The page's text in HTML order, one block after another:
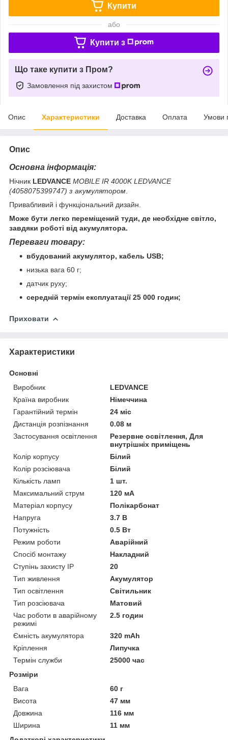
Купити
або
Купити з
Що таке купити з Пром?
Замовлення під захистом
Опис Характеристики Доставка Оплата Умови
Опис
Основна інформація:
Нічник LEDVANCE MOBILE IR 4000K LEDVANCE
(4058075399747) з акумулятором
Привабливий і функціональний дизайн.
Може бути легко переміщений туди, де необхідне світло,
завдяки роботі від акумулятора.
Переваги товару:
вбудований акумулятор, кабель USB;
низька вага 60 г;
датчик руху;
середній термін експлуатації 25 000 годин;
Приховати
Характеристики
Основні
Виробник
LEDVANCE
Країна виробник
Німеччина
Гарантійний термін
24 міс
Дистанція розпізнання
0.08 м
Застосування освітлення
Резервне освітлення, Для
внутрішніх приміщень
Колір корпусу
Білий
Колір розсіювача
Білий
Кількість ламп
1 шт.
Максимальний струм
120 мА
Матеріал корпусу
Полікарбонат
Напруга
3.7 В
Потужність
0.5 Вт
Режим роботи
Аварійний
Спосіб монтажу
Накладний
Ступінь захисту IP
20
Тип живлення
Акумулятор
Тип освітлення
Світильник
Тип розсіювача
Матовий
Час роботи в аварійному
режимі
2.5 годин
Ємність акумулятора
320 mAh
Кріплення
Липучка
Термін служби
25000 час
Розміри
Вага
60 г
Висота
47 мм
Довжина
116 мм
Ширина
11 мм